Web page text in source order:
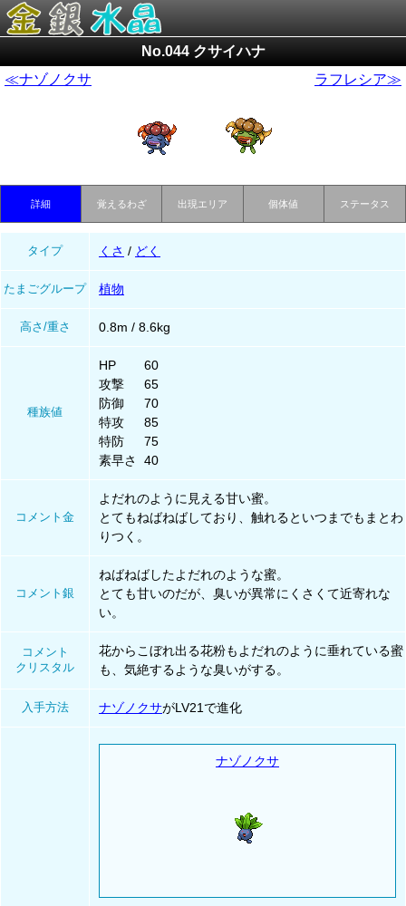
No.044 クサイハナ
≪ナゾノクサ
ラフレシア≫
詳細 覚えるわざ 出現エリア 個体値 ステータス
タイプ くさ / どく
たまごグループ 植物
高さ/重さ 0.8m / 8.6kg
種族値
HP
60
攻撃
65
防御
70
特攻
85
特防
75
素早さ
40
コメント金
よだれのように見える甘い蜜。
とてもねばねばしており、触れるといつまでもまとわ
りつく。
コメント銀
ねばねばしたよだれのような蜜。
とても甘いのだが、臭いが異常にくさくて近寄れな
い。
コメント
クリスタル
花からこぼれ出る花粉もよだれのように垂れている蜜
も、気絶するような臭いがする。
入手方法 ナゾノクサがLV21で進化
ナゾノクサ